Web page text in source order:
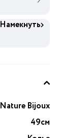
Намекнуть
Nature Bijoux
49см